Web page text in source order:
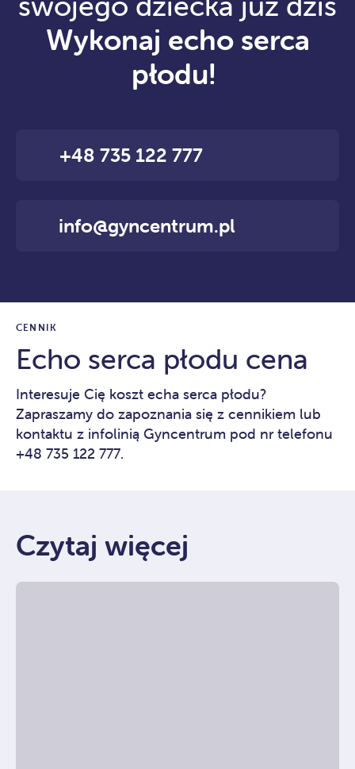
Wykonaj echo serca
płodu!
+48 735 122 777
info@gyncentrum.pl
CENNIK
Echo serca płodu cena
Interesuje Cię koszt echa serca płodu?
Zapraszamy do zapoznania się z cennikiem lub
kontaktu z infolinią Gyncentrum pod nr telefonu
+48 735 122 777.
Czytaj więcej